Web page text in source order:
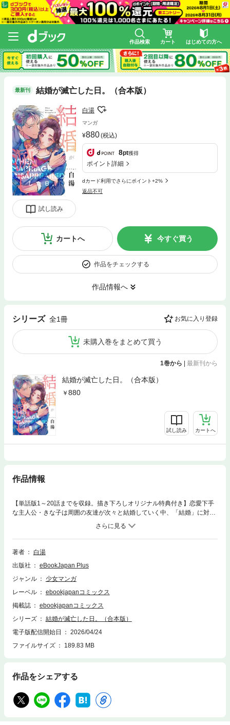
作品検索 カート はじめての方へ
最新刊 結婚が滅亡した日。（合本版）
試し読み
白湯
マンガ
880(税込)
8pt獲得
ポイント詳細
dカード利用でさらにポイント+2%
返品不可
カートへ 今すぐ買う
作品をチェックする
作品情報へ
シリーズ 全1冊 お気に入り登録
未購入巻をまとめて買う
1巻から | 最新刊から
結婚が滅亡した日。（合本版）
880
試し読み カートへ
作品情報
【単話版1～20話までを収録。描き下ろしオリジナル特典付き】恋愛下手
な主人公・きな子は周囲の友達が次々と結婚していく中、「結婚」に対し
ての感情が憧れから嫌いに変わっていた。しかしそんな彼女にも、オタク
趣味を共有し唯一「好き」と思える男性・楠田がいた。彼との関係を一歩
進めようと決意した矢先、テレビから「結婚制度廃止」のニュースが…!?
混乱する人々が多い中、若者の間では「結婚」がなくなることで将来的な
でなく、すぐさまマッチングアプリに夢中になり…。彼の変化を目撃した
きな子は、ショックを受けながらも自身の気持ちと向き合う。「結婚廃
謎の男と出会い――…!? 結婚に対する感情が複雑なまま、新たな出会いと
恋愛を通じて、きな子は自身の価値観を見つめ直す。そして、たどり着い
た「本当の幸せ」とは――…!?
著者
白湯
出版社
eBookJapan Plus
ジャンル
少女マンガ
レーベル
ebookjapanコミックス
掲載誌
ebookjapanコミックス
シリーズ
結婚が滅亡した日。（合本版）
電子版配信開始日
2026/04/24
ファイルサイズ
189.83 MB
作品をシェアする